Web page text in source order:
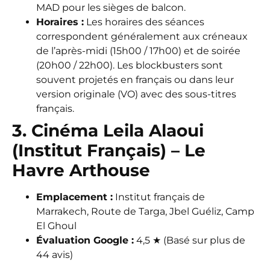
MAD pour les sièges de balcon.
Horaires : Les horaires des séances
correspondent généralement aux créneaux
de l’après-midi (15h00 / 17h00) et de soirée
(20h00 / 22h00). Les blockbusters sont
souvent projetés en français ou dans leur
version originale (VO) avec des sous-titres
français.
3. Cinéma Leila Alaoui
(Institut Français) – Le
Havre Arthouse
Emplacement : Institut français de
Marrakech, Route de Targa, Jbel Guéliz, Camp
El Ghoul
Évaluation Google : 4,5 ★ (Basé sur plus de
44 avis)